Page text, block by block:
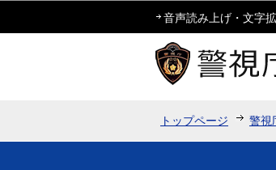
音声読み上げ・文字
トップページ 警視